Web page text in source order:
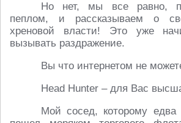
Но нет, мы все равно,
пеплом, и рассказываем о
хреновой власти! Это уже
вызывать раздражение.
Вы что интернетом не
Head Hunter – для Вас
Мой сосед, которому едва